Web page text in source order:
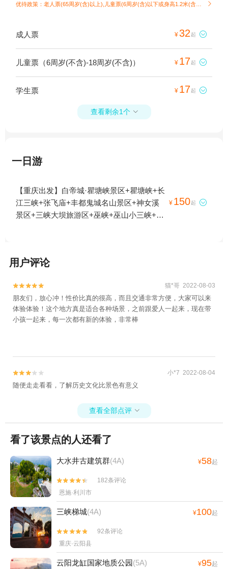

成人票 ¥32 起 
儿童票（6周岁(不含)-18周岁(不含)） ¥ 17起 
学生票 ¥ 17起 
查看剩余1个 
一日游
【重庆出发】白帝城·瞿塘峡景区+瞿塘峡+长
江三峡+张飞庙+丰都鬼城名山景区+神女溪
景区+三峡大坝旅游区+巫峡+巫山小三峡+神
+夔门+千年巴东一夜回3日游
¥ 150起 
用户评论

 猫*哥 2022-08-03
朋友们，放心冲！性价比真的很高，而且交通非常方便，大家可以来
体验体验！这个地方真是适合各种场景，之前跟爱人一起来，现在带
小孩一起来，每一次都有新的体验，非常棒

 小*7 2022-08-04
随便走走看看，了解历史文化比景色有意义
查看全部点评 
看了该景点的人还看了
大水井古建筑群(4A) ¥58起


182条评论
恩施·利川市
三峡梯城(4A) ¥100起


92条评论
重庆·云阳县
云阳龙缸国家地质公园(5A) ¥95起